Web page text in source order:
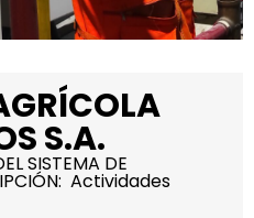
S.A.
SISTEMA DE
Actividades